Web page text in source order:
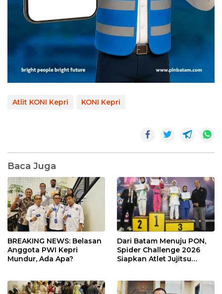
Atlit KONI Kepri KONI Kepri
Baca Juga
BREAKING NEWS: Belasan
Anggota PWI Kepri
Mundur, Ada Apa?
Dari Batam Menuju PON,
Spider Challenge 2026
Siapkan Atlet Jujitsu